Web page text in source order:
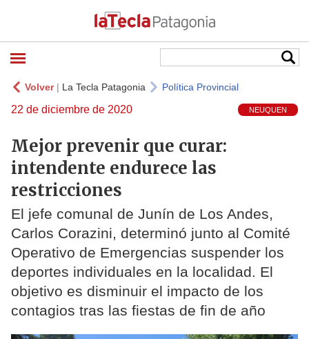
Volver| La Tecla Patagonia Política Provincial
22 de diciembre de 2020 NEUQUEN
Mejor prevenir que curar:
intendente endurece las
restricciones
El jefe comunal de Junín de Los Andes,
Carlos Corazini, determinó junto al Comité
Operativo de Emergencias suspender los
deportes individuales en la localidad. El
objetivo es disminuir el impacto de los
contagios tras las fiestas de fin de año